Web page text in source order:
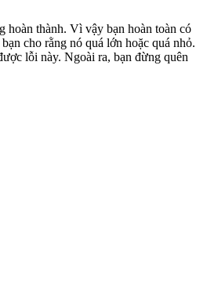
hoàn thành. Vì vậy bạn hoàn toàn có
cho rằng nó quá lớn hoặc quá nhỏ.
lỗi này. Ngoài ra, bạn đừng quên